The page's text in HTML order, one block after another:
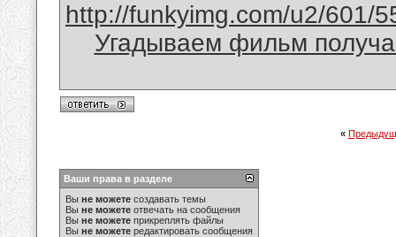
http://funkyimg.com/u2/601/
Угадываем фильм
«
Ваши права в разделе
Вы не можете создавать темы
Вы не можете отвечать на сообщения
Вы не можете прикреплять файлы
Вы не можете редактировать сообщения